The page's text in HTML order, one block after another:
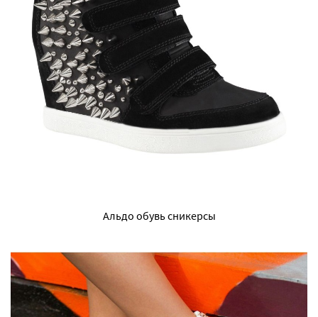
Альдо обувь сникерсы